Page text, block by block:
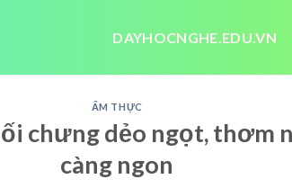
DAYHOCNGHE.EDU.VN
ẨM THỰC
chưng dẻo ngọt, thơm
càng ngon